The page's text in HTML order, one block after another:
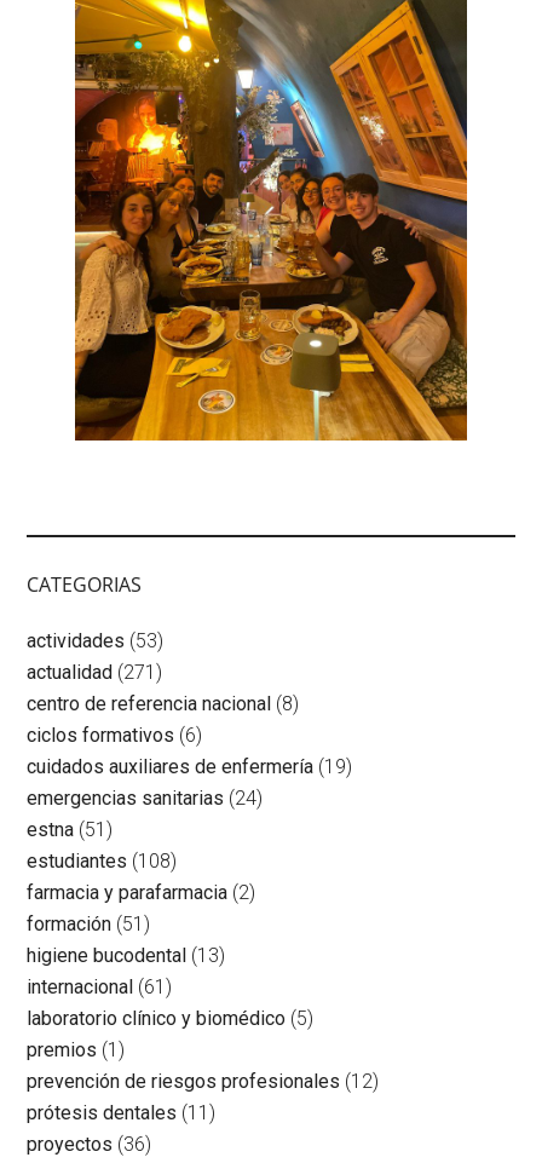
CATEGORIAS
actividades (53)
actualidad (271)
centro de referencia nacional (8)
ciclos formativos (6)
cuidados auxiliares de enfermería (19)
emergencias sanitarias (24)
estna (51)
estudiantes (108)
farmacia y parafarmacia (2)
formación (51)
higiene bucodental (13)
internacional (61)
laboratorio clínico y biomédico (5)
premios (1)
prevención de riesgos profesionales (12)
prótesis dentales (11)
proyectos (36)